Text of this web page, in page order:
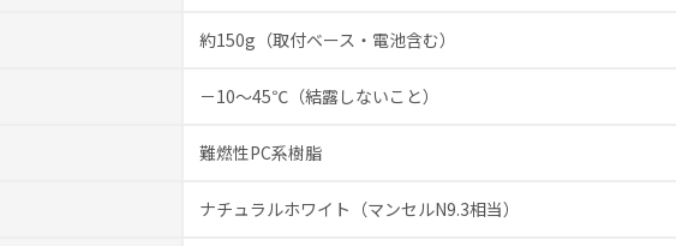
約150g（取付ベース・電池含む）
－10～45℃（結露しないこと）
難燃性PC系樹脂
ナチュラルホワイト（マンセルN9.3相当）